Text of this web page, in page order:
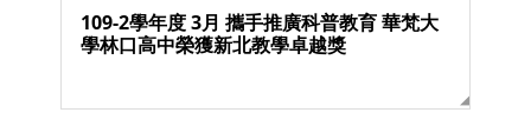
109-2學年度 3月 攜手推廣科普教育 華梵大
學林口高中榮獲新北教學卓越獎